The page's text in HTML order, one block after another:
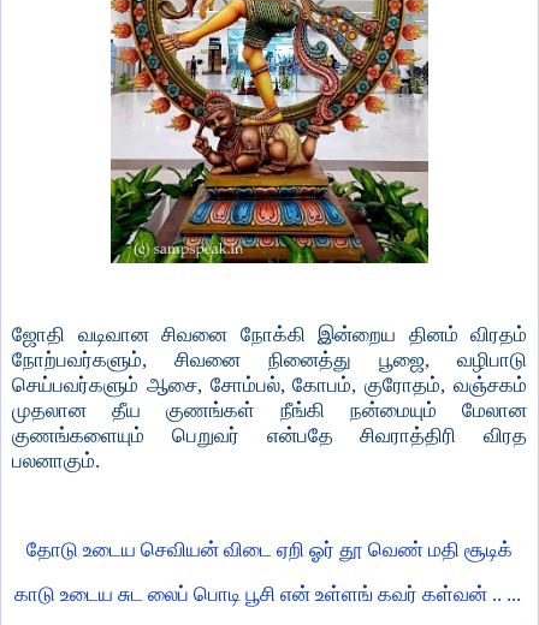
ஜோதி வடிவான சிவனை நோக்கி இன்றைய தினம் விரதம்
நோற்பவர்களும், சிவனை நினைத்து பூஜை, வழிபாடு
செய்பவர்களும் ஆசை, சோம்பல், கோபம், குரோதம், வஞ்சகம்
முதலான தீய குணங்கள் நீங்கி நன்மையும் மேலான
குணங்களையும் பெறுவர் என்பதே சிவராத்திரி விரத
பலனாகும்.
தோடு உடைய செவியன் விடை ஏறி ஓர் தூ வெண் மதி சூடிக்
காடு உடைய சுட லைப் பொடி பூசி என் உள்ளங் கவர் கள்வன் .. ...